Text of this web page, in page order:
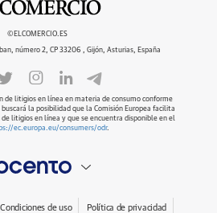
©ELCOMERCIO.ES
número 2, CP 33206 , Gijón, Asturias, España
de litigios en línea en materia de consumo conforme
la posibilidad que la Comisión Europea facilita
litigios en línea y que se encuentra disponible en el
ec.europa.eu/consumers/odr.
Condiciones de uso Política de privacidad